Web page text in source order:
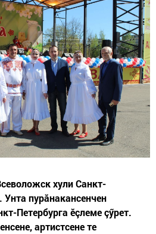
хули Санкт-
Унта пурăнакансенчен
Петербурга ӗçлеме çӳрет.
артистсене те